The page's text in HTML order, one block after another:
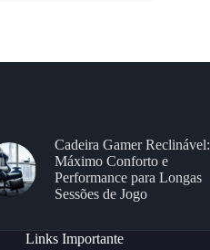
Cadeira Gamer Reclinável:
Máximo Conforto e
Performance para Longas
Sessões de Jogo
Links Importante